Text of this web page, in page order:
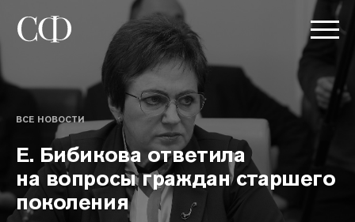
ВСЕ НОВОСТИ
Е. Бибикова ответила
на вопросы граждан старшего
поколения